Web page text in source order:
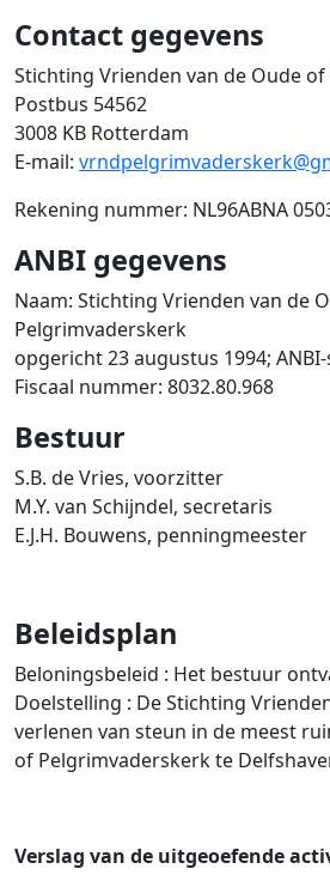
Contact gegevens
Stichting Vrienden van de Oude
Postbus 54562
3008 KB Rotterdam
E-mail:
Rekening nummer: NL96ABNA
ANBI gegevens
Naam: Stichting Vrienden van de
Pelgrimvaderskerk
opgericht 23 augustus 1994;
Fiscaal nummer: 8032.80.968
Bestuur
S.B. de Vries, voorzitter
M.Y. van Schijndel, secretaris
E.J.H. Bouwens, penningmeester
Beleidsplan
Beloningsbeleid : Het bestuur
Doelstelling : De Stichting
verlenen van steun in de meest
of Pelgrimvaderskerk te
Verslag van de uitgeoefende